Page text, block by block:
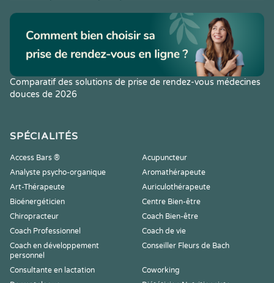
Comparatif des solutions de prise de rendez-vous médecines
douces de 2026
SPÉCIALITÉS
Access Bars ®
Acupuncteur
Analyste psycho-organique
Aromathérapeute
Art-Thérapeute
Auriculothérapeute
Bioénergéticien
Centre Bien-être
Chiropracteur
Coach Bien-être
Coach Professionnel
Coach de vie
Coach en développement
personnel
Conseiller Fleurs de Bach
Consultante en lactation
Coworking